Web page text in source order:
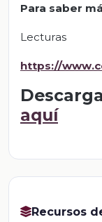
Para saber
Lecturas
https://
aquí
Recursos